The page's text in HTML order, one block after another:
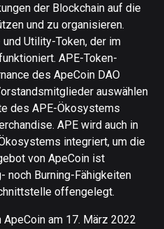
der Blockchain auf die
und zu organisieren.
Utility-Token, der im
APE-Token-
des ApeCoin DAO
auswählen
des APE-Ökosystems
APE wird auch in
integriert, um die
von ApeCoin ist
noch Burning-Fähigkeiten
offengelegt.
am 17. März 2022